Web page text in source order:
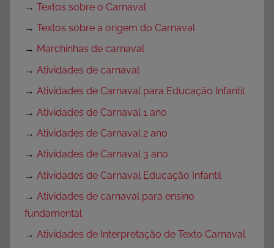
→ Textos sobre o Carnaval
→ Textos sobre a origem do Carnaval
→ Marchinhas de carnaval
→ Atividades de carnaval
→ Atividades de Carnaval para Educação Infantil
→ Atividades de Carnaval 1 ano
→ Atividades de Carnaval 2 ano
→ Atividades de Carnaval 3 ano
→ Atividades de Carnaval Educação Infantil
→ Atividades de carnaval para ensino
fundamental
→ Atividades de Interpretação de Texto Carnaval